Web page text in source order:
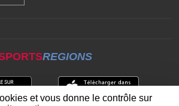
REGIONS
et vous donne le contrôle sur